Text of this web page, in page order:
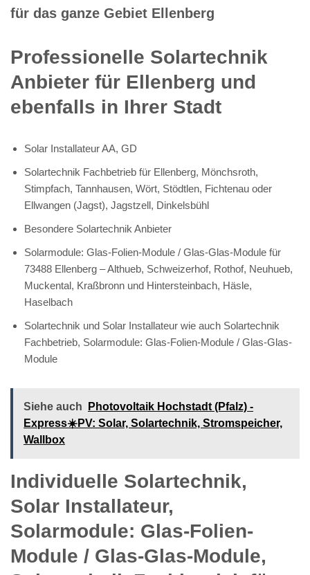
für das ganze Gebiet Ellenberg
Professionelle Solartechnik
Anbieter für Ellenberg und
ebenfalls in Ihrer Stadt
Solar Installateur AA, GD
Solartechnik Fachbetrieb für Ellenberg, Mönchsroth,
Stimpfach, Tannhausen, Wört, Stödtlen, Fichtenau oder
Ellwangen (Jagst), Jagstzell, Dinkelsbühl
Besondere Solartechnik Anbieter
Solarmodule: Glas-Folien-Module / Glas-Glas-Module für
73488 Ellenberg – Althueb, Schweizerhof, Rothof, Neuhueb,
Muckental, Kraßbronn und Hintersteinbach, Häsle,
Haselbach
Solartechnik und Solar Installateur wie auch Solartechnik
Fachbetrieb, Solarmodule: Glas-Folien-Module / Glas-Glas-
Module
Siehe auch
Photovoltaik Hochstadt (Pfalz) -
Express☀️PV️: Solar, Solartechnik, Stromspeicher,
Wallbox
Individuelle Solartechnik,
Solar Installateur,
Solarmodule: Glas-Folien-
Module / Glas-Glas-Module,